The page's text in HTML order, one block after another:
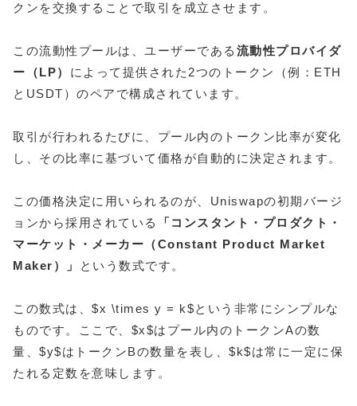
クンを交換することで取引を成立させます。
この流動性プールは、ユーザーである 流動性プロバイダ
ー（LP） によって提供された2つのトークン（例：ETH
とUSDT）のペアで構成されています。
取引が行われるたびに、プール内のトークン比率が変化
し、その比率に基づいて価格が自動的に決定されます。
この価格決定に用いられるのが、Uniswapの初期バージ
ョンから採用されている
「コンスタント・プロダクト・
マーケット・メーカー（Constant Product Market
Maker）」
という数式です。
この数式は、$x \times y = k$という非常にシンプルな
ものです。ここで、$x$はプール内のトークンAの数
量、$y$はトークンBの数量を表し、$k$は常に一定に保
たれる定数を意味します。